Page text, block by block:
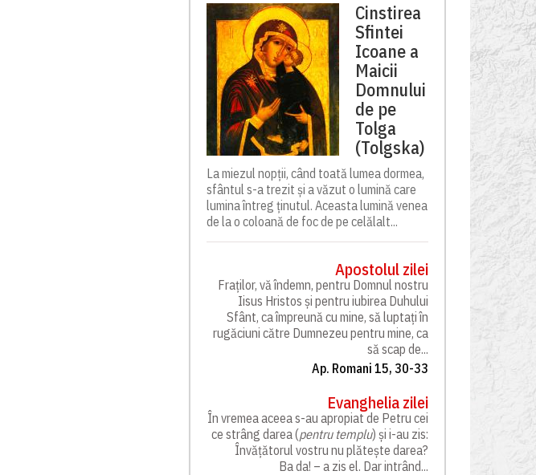
Cinstirea
Sfintei
Icoane a
Maicii
Domnului
de pe
Tolga
(Tolgska)
La miezul nopții, când toată lumea dormea,
sfântul s-a trezit și a văzut o lumină care
lumina întreg ținutul. Aceasta lumină venea
de la o coloană de foc de pe celălalt...
Apostolul zilei
Fraților, vă îndemn, pentru Domnul nostru
Iisus Hristos și pentru iubirea Duhului
Sfânt, ca împreună cu mine, să luptați în
rugăciuni către Dumnezeu pentru mine, ca
să scap de...
Ap. Romani 15, 30-33
Evanghelia zilei
În vremea aceea s-au apropiat de Petru cei
ce strâng darea (pentru templu) și i-au zis:
Învățătorul vostru nu plătește darea?
Ba da! – a zis el. Dar intrând...